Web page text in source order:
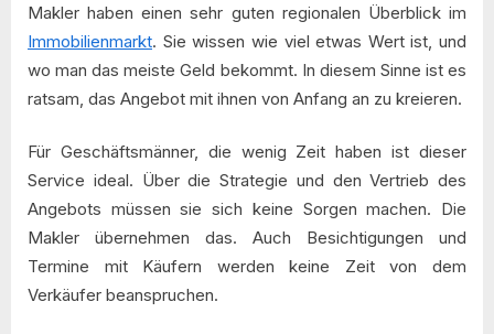
Makler haben einen sehr guten regionalen Überblick im
Immobilienmarkt. Sie wissen wie viel etwas Wert ist, und
wo man das meiste Geld bekommt. In diesem Sinne ist es
ratsam, das Angebot mit ihnen von Anfang an zu kreieren.
Für Geschäftsmänner, die wenig Zeit haben ist dieser
Service ideal. Über die Strategie und den Vertrieb des
Angebots müssen sie sich keine Sorgen machen. Die
Makler übernehmen das. Auch Besichtigungen und
Termine mit Käufern werden keine Zeit von dem
Verkäufer beanspruchen.